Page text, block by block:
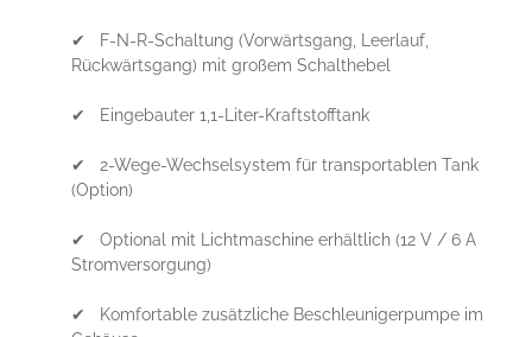
✔ F-N-R-Schaltung (Vorwärtsgang, Leerlauf,
Rückwärtsgang) mit großem Schalthebel
✔ Eingebauter 1,1-Liter-Kraftstofftank
✔ 2-Wege-Wechselsystem für transportablen Tank
(Option)
✔ Optional mit Lichtmaschine erhältlich (12 V / 6 A
Stromversorgung)
✔ Komfortable zusätzliche Beschleunigerpumpe im